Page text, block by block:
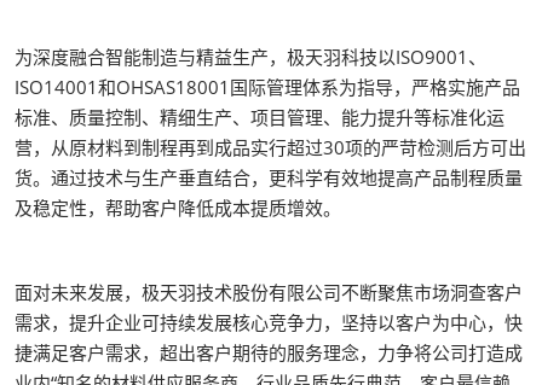
为深度融合智能制造与精益生产，极天羽科技以ISO9001、
ISO14001和OHSAS18001国际管理体系为指导，严格实施产品
标准、质量控制、精细生产、项目管理、能力提升等标准化运
营，从原材料到制程再到成品实行超过30项的严苛检测后方可出
货。通过技术与生产垂直结合，更科学有效地提高产品制程质量
及稳定性，帮助客户降低成本提质增效。
面对未来发展，极天羽技术股份有限公司不断聚焦市场洞查客户
需求，提升企业可持续发展核心竞争力，坚持以客户为中心，快
捷满足客户需求，超出客户期待的服务理念，力争将公司打造成